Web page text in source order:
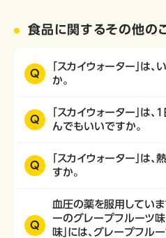
食品に関するその他の
Q
「スカイウォーター」は
か。
Q
「スカイウォーター」は
んでもいいですか。
Q
「スカイウォーター」は
すか。
Q
血圧の薬を服用していま
ーのグレープフルーツ味
味」には、グレープフル